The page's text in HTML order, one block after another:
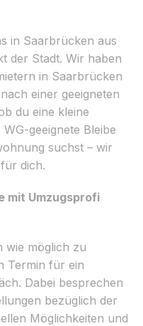
in Saarbrücken aus
der Stadt. Wir haben
in Saarbrücken
einer geeigneten
du eine kleine
geeignete Bleibe
suchst – wir
dich.
mit Umzugsprofi
wie möglich zu
Termin für ein
Dabei besprechen
bezüglich der
Möglichkeiten und